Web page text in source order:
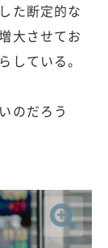
た断定的な
大させてお
している。
のだろう